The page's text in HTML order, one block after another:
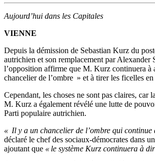
Aujourd’hui dans les Capitales
VIENNE
Depuis la démission de Sebastian Kurz du
autrichien et son remplacement par Alexander
l’opposition affirme que M. Kurz continuera à
chancelier de l’ombre » et à tirer les ficelles en
Cependant, les choses ne sont pas claires, car
M. Kurz a également révélé une lutte de
Parti populaire autrichien.
« Il y a un chancelier de l’ombre qui continue
déclaré le chef des sociaux-démocrates dans
ajoutant que « le système Kurz continuera à